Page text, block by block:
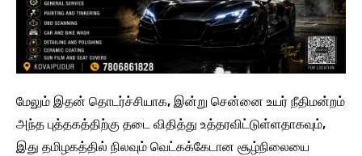
மேலும் இதன் தொடர்ச்சியாக, இன்று சென்னை உயர் நீதிமன்றம்
அந்த புத்தகத்திற்கு தடை விதித்து உத்தரவிட்டுள்ளதாகவும்,
இது தமிழகத்தில் நிலவும் வெட்கக்கேடான சூழ்நிலையை